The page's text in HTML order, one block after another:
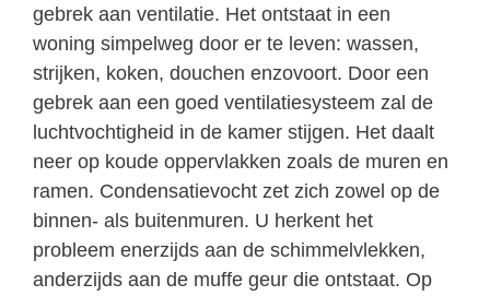
gebrek aan ventilatie. Het ontstaat in een
woning simpelweg door er te leven: wassen,
strijken, koken, douchen enzovoort. Door een
gebrek aan een goed ventilatiesysteem zal de
luchtvochtigheid in de kamer stijgen. Het daalt
neer op koude oppervlakken zoals de muren en
ramen. Condensatievocht zet zich zowel op de
binnen- als buitenmuren. U herkent het
probleem enerzijds aan de schimmelvlekken,
anderzijds aan de muffe geur die ontstaat. Op